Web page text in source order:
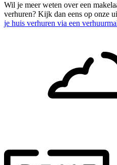
Wil je meer weten over een
verhuren? Kijk dan eens op onze
je huis verhuren via een